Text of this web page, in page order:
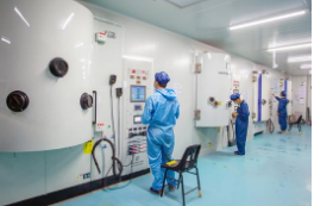
منتجات
معلومات
عنا